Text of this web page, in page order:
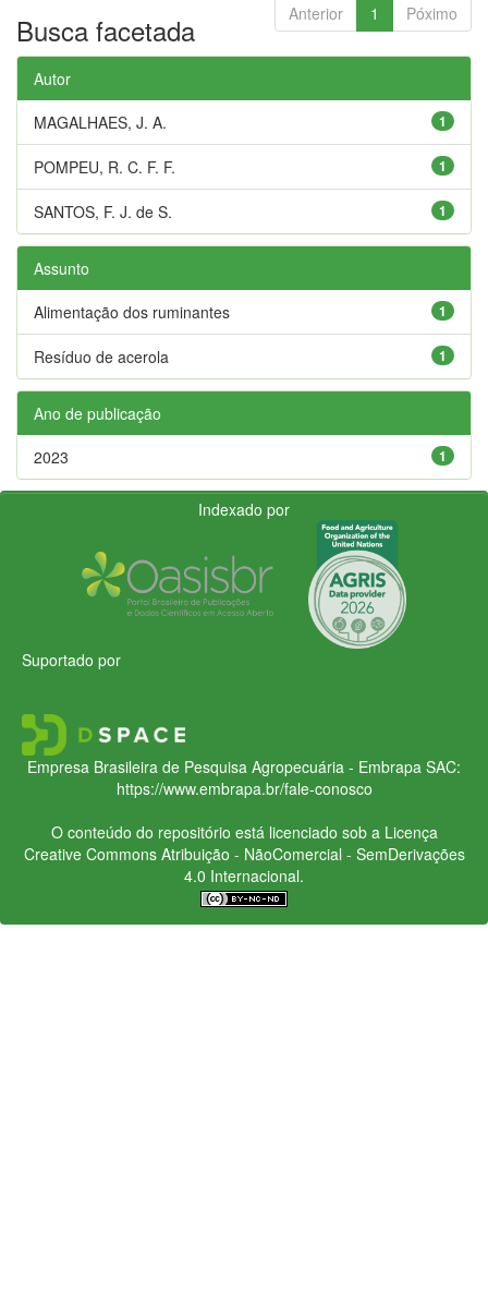
Anterior 1 Póximo
Busca facetada
Autor
1
MAGALHAES, J. A.
1
POMPEU, R. C. F. F.
1
SANTOS, F. J. de S.
Assunto
1
Alimentação dos ruminantes
1
Resíduo de acerola
Ano de publicação
1
2023
Indexado por
Suportado por
Empresa Brasileira de Pesquisa Agropecuária - Embrapa SAC:
https://www.embrapa.br/fale-conosco
O conteúdo do repositório está licenciado sob a Licença
Creative CommonsAtribuição - NãoComercial - SemDerivações
4.0 Internacional.